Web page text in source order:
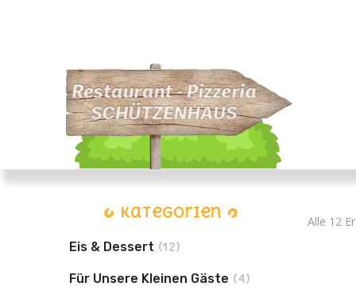
Alle 12
Kategorien
Eis & Dessert (12)
Für Unsere Kleinen Gäste (4)